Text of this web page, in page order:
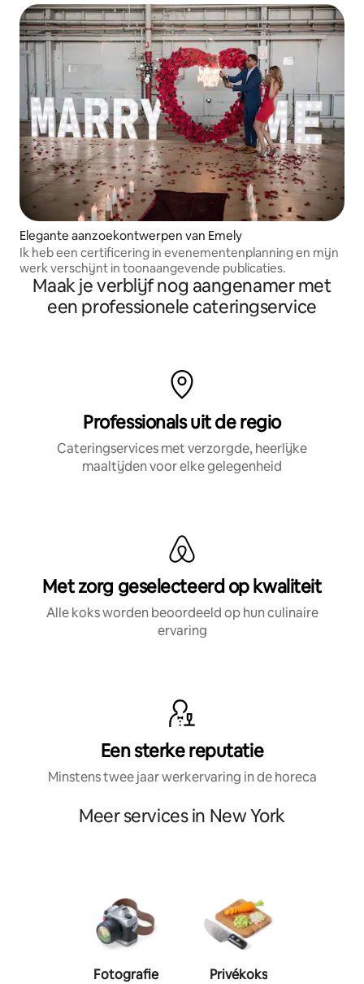
Elegante aanzoekontwerpen van Emely
Ik heb een certificering in evenementenplanning en mijn
werk verschijnt in toonaangevende publicaties.
Maak je verblijf nog aangenamer met
een professionele cateringservice
Professionals uit de regio
Cateringservices met verzorgde, heerlijke
maaltijden voor elke gelegenheid
Met zorg geselecteerd op kwaliteit
Alle koks worden beoordeeld op hun culinaire
ervaring
Een sterke reputatie
Minstens twee jaar werkervaring in de horeca
Meer services in New York
Fotografie Privékoks